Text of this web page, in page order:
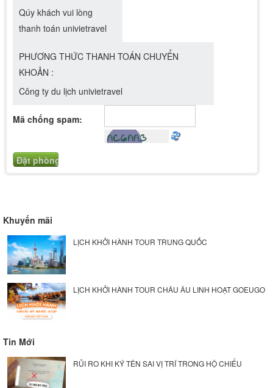
Qúy khách vui lòng
thanh toán univietravel
PHƯƠNG THỨC THANH TOÁN CHUYỂN
KHOẢN :
Công ty du lịch univietravel
Mã chống spam:
Khuyến mãi
LỊCH KHỞI HÀNH TOUR TRUNG QUỐC
LỊCH KHỞI HÀNH TOUR CHÂU ÂU LINH HOẠT GOEUGO
Tin Mới
RỦI RO KHI KÝ TÊN SAI VỊ TRÍ TRONG HỘ CHIẾU